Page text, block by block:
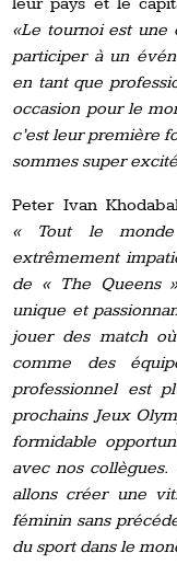
leur pays et le
«Le tournoi est une
participer à un
en tant que
occasion pour le
c’est leur première
sommes super
Peter Ivan
« Tout le
extrêmement
de « The Queens
unique et
jouer des match
comme des
professionnel est
prochains Jeux
formidable
avec nos
allons créer une
féminin sans
du sport dans le